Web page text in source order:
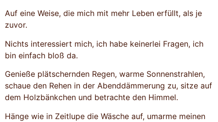
Auf eine Weise, die mich mit mehr Leben erfüllt, als je
zuvor.
Nichts interessiert mich, ich habe keinerlei Fragen, ich
bin einfach bloß da.
Genieße plätschernden Regen, warme Sonnenstrahlen,
schaue den Rehen in der Abenddämmerung zu, sitze auf
dem Holzbänkchen und betrachte den Himmel.
Hänge wie in Zeitlupe die Wäsche auf, umarme meinen